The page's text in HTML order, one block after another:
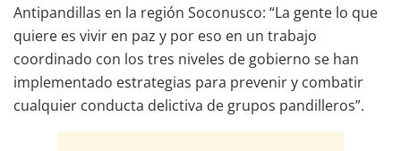
Antipandillas en la región Soconusco: “La gente lo que
quiere es vivir en paz y por eso en un trabajo
coordinado con los tres niveles de gobierno se han
implementado estrategias para prevenir y combatir
cualquier conducta delictiva de grupos pandilleros”.